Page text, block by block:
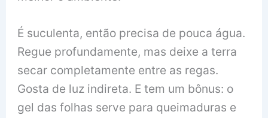
É suculenta, então precisa de pouca água.
Regue profundamente, mas deixe a terra
secar completamente entre as regas.
Gosta de luz indireta. E tem um bônus: o
gel das folhas serve para queimaduras e